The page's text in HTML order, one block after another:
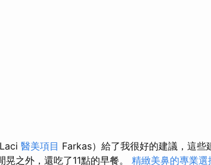
Laci 醫美項目 Farkas）給了我很好的建議，這些
晃之外，還吃了11點的早餐。 精緻美鼻的專業選